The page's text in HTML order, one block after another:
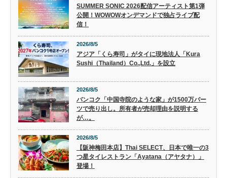
SUMMER SONIC 2026配信アーティスト第1弾
公開！WOWOWオンデマンドで独占ライブ配
信！
2026/8/5
アジア「くら寿司」がタイに現地法人「Kura
Sushi（Thailand）Co.,Ltd.」を設立
2026/8/5
バンコク「中国寺院のような家」が1500万バー
ツで売り出し。所有者が売却理由を説明する
が…。
2026/8/5
【阪神梅田本店】Thai SELECT、日本で唯一の3
つ星タイレストラン「Ayatana（アヤタナ）」
登場！